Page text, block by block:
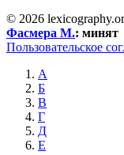
© 2026
Фасмера М.: минят
Пользовательское
А
Б
В
Г
Д
Е